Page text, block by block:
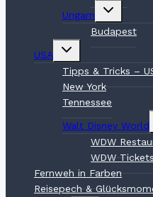
Ungarn
Untermenü
Budapest
USA
Untermenü
Tipps & Tricks –
New York
Tennessee
Walt Disney World
WDW
WDW Tickets
Fernweh in Farben
Reisepech &